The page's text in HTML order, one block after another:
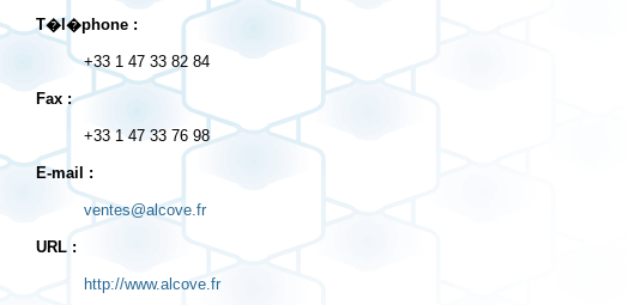
T�l�phone :
+33 1 47 33 82 84
Fax :
+33 1 47 33 76 98
E-mail :
ventes@alcove.fr
URL :
http://www.alcove.fr